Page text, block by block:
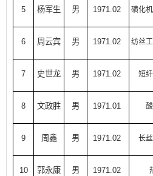
5 杨军生 男 1971.02 磺化
6 周云宾 男 1971.02 纺丝
7 史世龙 男 1971.02 短
8 文政胜 男 1971.01
9 周鑫 男 1971.02 长
10 郭永康 男 1971.02